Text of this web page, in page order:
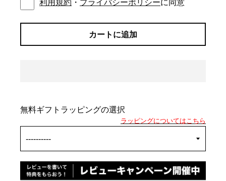
利用規約 ・ プライバシーポリシーに同意
カートに追加
無料ギフトラッピングの選択
ラッピングについてはこちら